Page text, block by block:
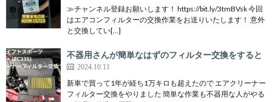
≫チャンネル登録お願いします！ https://bit.ly/3tmBVsk 今回
はエアコンフィルターの交換作業をお送りいたします！ 意外
と交換してい[…]
不器用さんが簡単なはずのフィルター交換をすると
2024.10.11
新車で買って1年が経ち1万キロも超えたので エアクリーナー
フィルター交換をやりました 簡単な作業も不器用な人がやる